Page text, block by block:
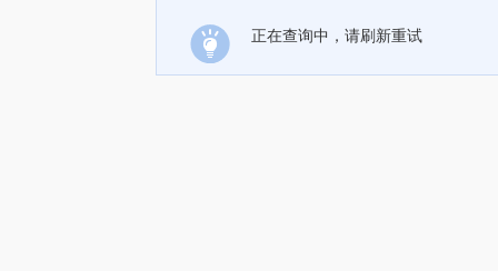
正在查询中，请刷新重试